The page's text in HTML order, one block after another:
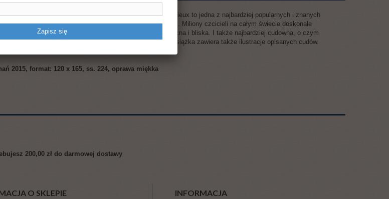
wyprasza swoim czcicielom. Święta Teresa z Lisieux to jedna z najbardziej popularnych i znanych
że nie zrobiła ona nic takiego, o czym można by napisać... Miliony czcicieli na całym świecie doskonale
nie wątpi, że jest to Wielka Święta. Wciąż aktualna, obecna i bliska. I także najbardziej cudowna, o czym
Święta nieustannie wyprasza swoim czcicielom. Książka zawiera także ilustracje opisanych cudów.
2015, format: 120 x 165, ss. 224, oprawa miękka
200,00 złdo darmowej dostawy
O SKLEPIE INFORMACJA
Zapisz się